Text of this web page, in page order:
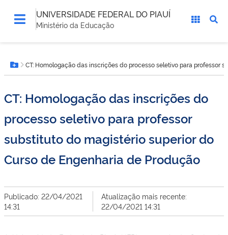
UNIVERSIDADE FEDERAL DO PIAUÍ
Ministério da Educação
está
aqui:Botão Menu
CT: Homologação das inscrições do processo seletivo para professor
CT: Homologação das inscrições do
processo seletivo para professor
substituto do magistério superior do
Curso de Engenharia de Produção
Publicado: 22/04/2021
14:31
Atualização mais recente:
22/04/2021 14:31